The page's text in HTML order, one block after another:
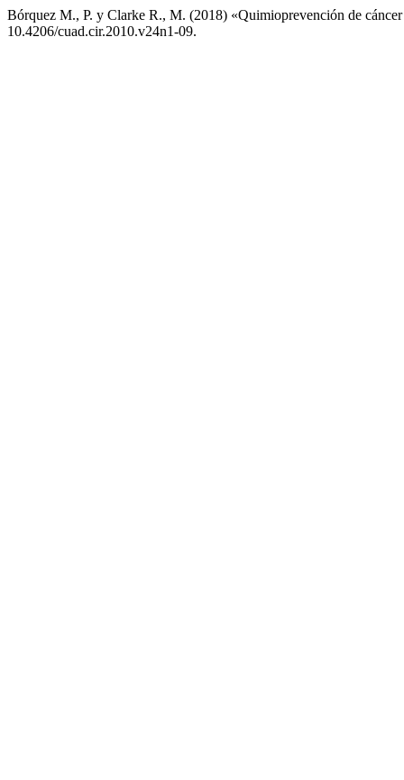
Bórquez M., P. y Clarke R., M. (2018) «Quimioprevención de
10.4206/cuad.cir.2010.v24n1-09.